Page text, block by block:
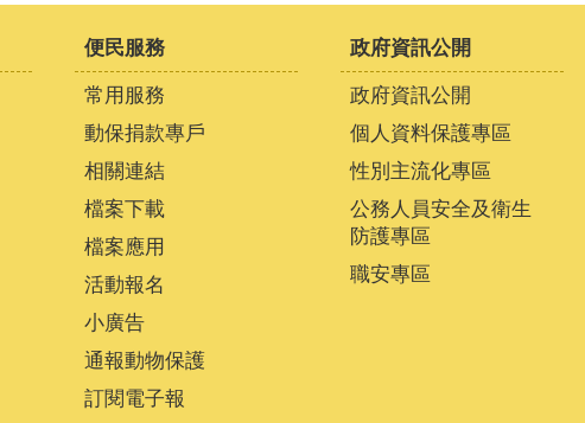
便民服務
常用服務
動保捐款專戶
相關連結
檔案下載
檔案應用
活動報名
小廣告
通報動物保護
訂閱電子報
政府資訊公開
政府資訊公開
個人資料保護專區
性別主流化專區
公務人員安全及衛生
防護專區
職安專區